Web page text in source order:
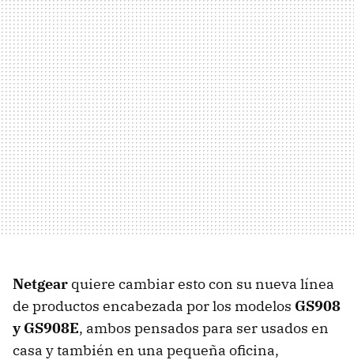
Netgear quiere cambiar esto con su nueva línea
de productos encabezada por los modelos GS908
y GS908E, ambos pensados para ser usados en
casa y también en una pequeña oficina,